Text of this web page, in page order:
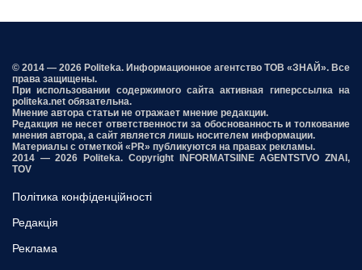
© 2014 — 2026 Politeka. Информационное агентство ТОВ «ЗНАЙ». Все
права защищены.
При использовании содержимого сайта активная гиперссылка на
politeka.net обязательна.
Мнение автора статьи не отражает мнение редакции.
Редакция не несет ответственности за обоснованность и толкование
мнения автора, а сайт является лишь носителем информации.
Материалы с отметкой «PR» публикуются на правах рекламы.
2014 — 2026 Politeka. Copyright INFORMATSIINE AGENTSTVO ZNAI,
TOV
Політика конфіденційності
Редакція
Реклама